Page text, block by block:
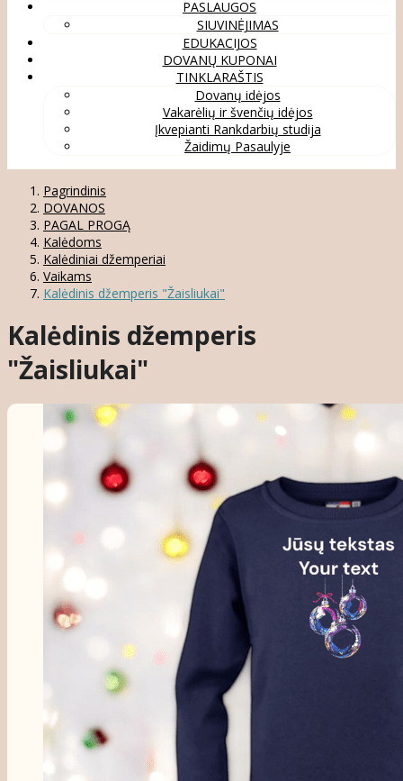
PASLAUGOS
SIUVINĖJIMAS
EDUKACIJOS
DOVANŲ KUPONAI
TINKLARAŠTIS
Dovanų idėjos
Vakarėlių ir švenčių idėjos
Įkvepianti Rankdarbių studija
Žaidimų Pasaulyje
Pagrindinis
DOVANOS
PAGAL PROGĄ
Kalėdoms
Kalėdiniai džemperiai
Vaikams
Kalėdinis džemperis "Žaisliukai"
Kalėdinis džemperis
"Žaisliukai"